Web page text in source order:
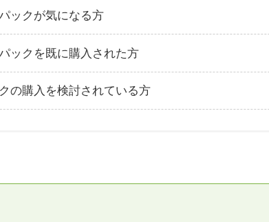
ックが気になる方
ックを既に購入された方
の購入を検討されている方